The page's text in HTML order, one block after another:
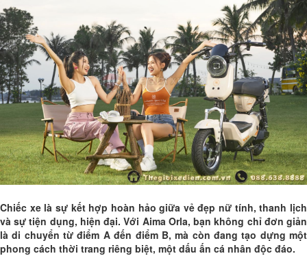
Chiếc xe là sự kết hợp hoàn hảo giữa vẻ đẹp nữ tính, thanh lịch
và sự tiện dụng, hiện đại. Với Aima Orla, bạn không chỉ đơn giản
là di chuyển từ điểm A đến điểm B, mà còn đang tạo dựng một
phong cách thời trang riêng biệt, một dấu ấn cá nhân độc đáo.